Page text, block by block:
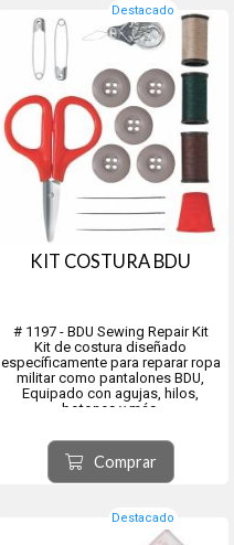
regla deslizante, lupa y una caja de
alum...
Destacado
KIT COSTURA BDU
# 1197 - BDU Sewing Repair Kit
Kit de costura diseñado
específicamente para reparar ropa
militar como pantalones BDU,
Equipado con agujas, hilos,
botones y más.
para combinar con la mayoría de
los patrones de camuflaje (caqui,
verde oliva y marrón claro)
5 botones...
Comprar
Destacado